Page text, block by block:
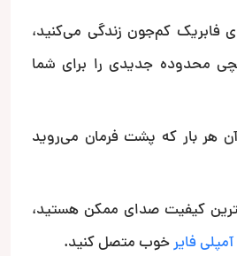
فابریک کم‌جون زندگی می‌کنید،
سیستم 9*6 اینچی محدوده جدیدی را برای شما
85 واتی آن هر بار که پشت فرمان می‌روید
کیفیت صدای ممکن هستید،
آمپلی فایرخوب متصل کنید.